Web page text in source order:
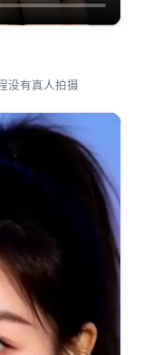
没有真人拍摄